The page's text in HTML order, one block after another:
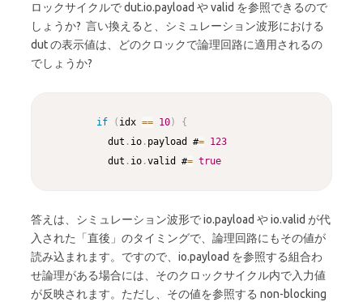
ロックサイクルで dut.io.payload や valid を参照できるので
しょうか? 言い換えると、シミュレーション波形における
dut の表示値は、どのクロックで論理回路に適用されるの
でしょうか?
if ( idx == 10)
{
          dut
. io . payload #= 123
          dut
. io .valid #= true
答えは、シミュレーション波形で io.payload や io.valid が代
入された「直後」のタイミングで、論理回路にもその値が
読み込まれます。ですので、io.payload を参照する組合わ
せ論理がある場合には、そのクロックサイクル内で入力値
が反映されます。ただし、その値を参照する non-blocking